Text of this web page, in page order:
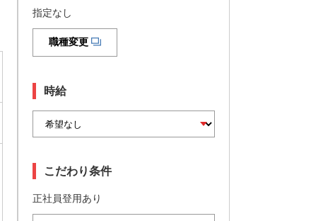
指定なし
職種変更
時給
こだわり条件
正社員登用あり